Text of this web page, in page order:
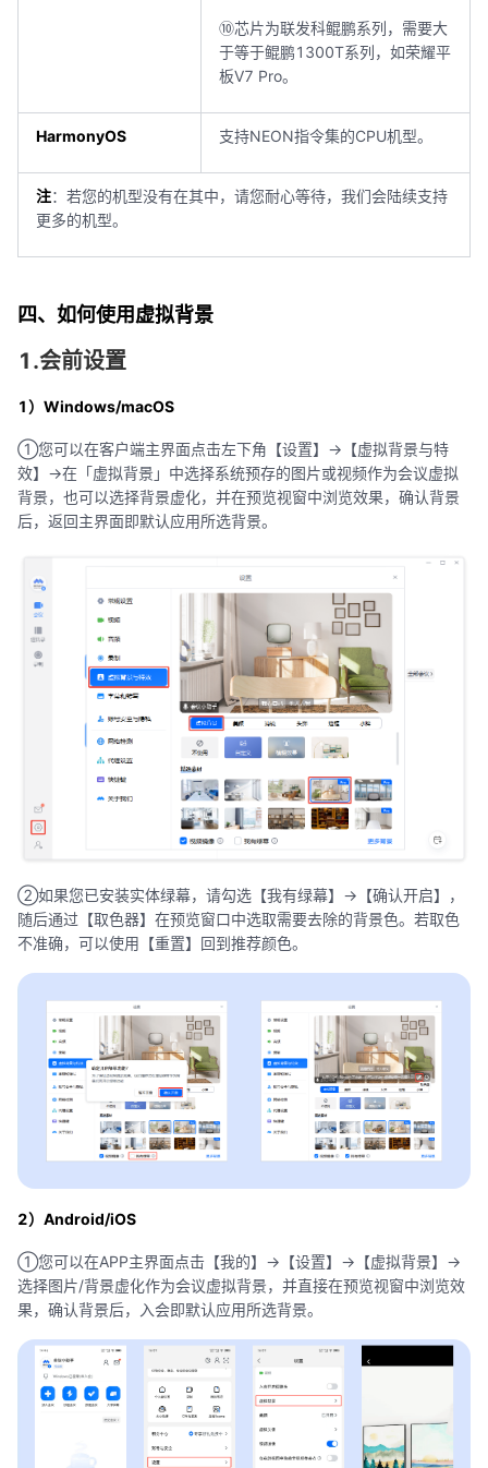
⑩芯片为联发科鲲鹏系列，需要大
于等于鲲鹏1300T系列，如荣耀平
板V7 Pro。
HarmonyOS 支持NEON指令集的CPU机型。
注：若您的机型没有在其中，请您耐心等待，我们会陆续支持
更多的机型。
四、如何使用虚拟背景
1.会前设置
1）Windows/macOS
①您可以在客户端主界面点击左下角【设置】->【虚拟背景与特
效】->在「虚拟背景」中选择系统预存的图片或视频作为会议虚拟
背景，也可以选择背景虚化，并在预览视窗中浏览效果，确认背景
后，返回主界面即默认应用所选背景。
②如果您已安装实体绿幕，请勾选【我有绿幕】->【确认开启】，
随后通过【取色器】在预览窗口中选取需要去除的背景色。若取色
不准确，可以使用【重置】回到推荐颜色。
2）Android/iOS
①您可以在APP主界面点击【我的】->【设置】->【虚拟背景】->
选择图片/背景虚化作为会议虚拟背景，并直接在预览视窗中浏览效
果，确认背景后，入会即默认应用所选背景。